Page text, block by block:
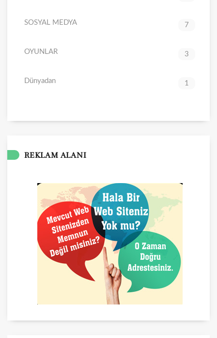
SOSYAL MEDYA 7
OYUNLAR 3
Dünyadan 1
REKLAM ALANI